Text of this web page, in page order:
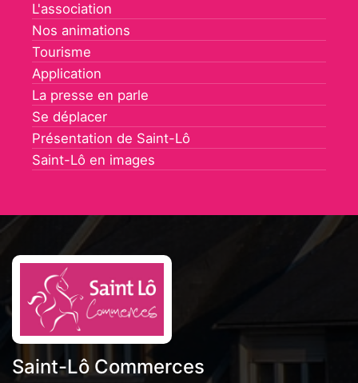
L'association
Nos animations
Tourisme
Application
La presse en parle
Se déplacer
Présentation de Saint-Lô
Saint-Lô en images
Saint-Lô Commerces